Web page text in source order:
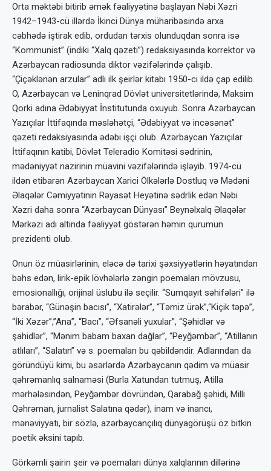
Orta məktəbi bitirib əmək fəaliyyətinə başlayan Nəbi Xəzri
1942–1943-cü illərdə İkinci Dünya müharibəsində arxa
cəbhədə iştirak edib, ordudan tərxis olunduqdan sonra isə
“Kommunist” (indiki “Xalq qəzeti”) redaksiyasında korrektor və
Azərbaycan radiosunda diktor vəzifələrində çalışıb.
“Çiçəklənən arzular” adlı ilk şeirlər kitabı 1950-ci ildə çap edilib.
O, Azərbaycan və Leninqrad Dövlət universitetlərində, Maksim
Qorki adına Ədəbiyyat İnstitutunda oxuyub. Sonra Azərbaycan
Yazıçılar İttifaqında məsləhətçi, “Ədəbiyyat və incəsənət”
qəzeti redaksiyasında ədəbi işçi olub. Azərbaycan Yazıçılar
İttifaqının katibi, Dövlət Teleradio Komitəsi sədrinin,
mədəniyyət nazirinin müavini vəzifələrində işləyib. 1974-cü
ildən etibarən Azərbaycan Xarici Ölkələrlə Dostluq və Mədəni
Əlaqələr Cəmiyyətinin Rəyasət Heyətinə sədrlik edən Nəbi
Xəzri daha sonra “Azərbaycan Dünyası” Beynəlxalq Əlaqələr
Mərkəzi adı altında fəaliyyət göstərən həmin qurumun
prezidenti olub.
Onun öz müasirlərinin, eləcə də tarixi şəxsiyyətlərin həyatından
bəhs edən, lirik-epik lövhələrlə zəngin poemaları mövzusu,
emosionallığı, orijinal üslubu ilə seçilir. “Sumqayıt səhifələri” ilə
bərabər, “Günəşin bacısı”, “Xatirələr”, “Təmiz ürək”,“Kiçik təpə”,
“İki Xəzər”,”Ana”, “Bacı”, “Əfsanəli yuxular”, “Şəhidlər və
şahidlər”, “Mənim babam baxan dağlar”, “Peyğəmbər”, “Atillanın
atlıları”, “Salatın” və s. poemaları bu qəbildəndir. Adlarından da
göründüyü kimi, bu əsərlərdə Azərbaycanın qədim və müasir
qəhrəmanlıq salnaməsi (Burla Xatundan tutmuş, Atilla
mərhələsindən, Peyğəmbər dövründən, Qarabağ şəhidi, Milli
Qəhrəman, jurnalist Salatına qədər), inam və inancı,
mənəviyyatı, bir sözlə, azərbaycançılıq dünyagörüşü öz bitkin
poetik əksini tapıb.
Görkəmli şairin şeir və poemaları dünya xalqlarının dillərinə